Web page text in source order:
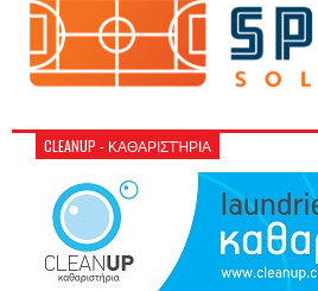
CLEANUP - ΚΑΘΑΡΙΣΤΉΡΙΑ